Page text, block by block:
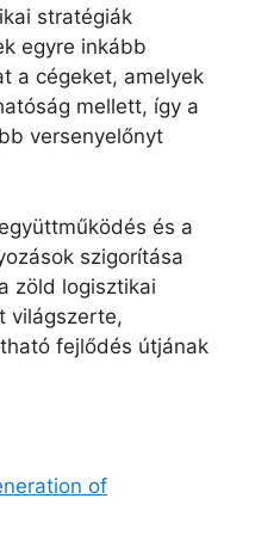
stratégiák
egyre inkább
a cégeket, amelyek
mellett, így a
versenyelőnyt
és a
szigorítása
zöld logisztikai
világszerte,
fejlődés útjának
of